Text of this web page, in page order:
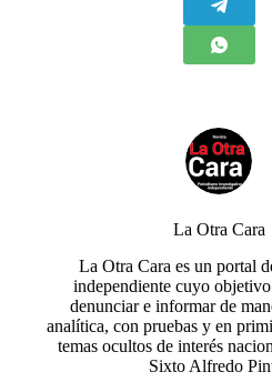
La Otra Cara
La Otra Cara es un portal
independiente cuyo
denunciar e informar de
analítica, con pruebas y en
temas ocultos de interés
Sixto Alfredo